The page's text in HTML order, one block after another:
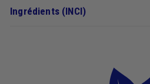
Ingrédients (INCI)